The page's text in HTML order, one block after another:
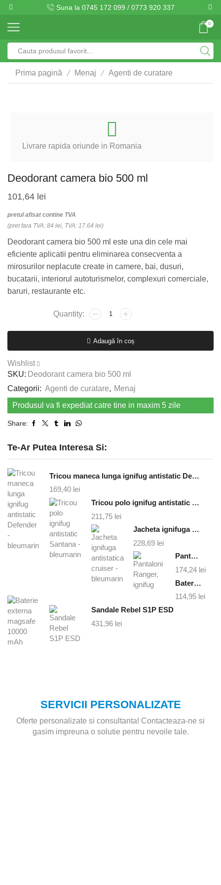
Suna la 0745 172 099 / 0773 920 337
0
Prima pagină / Menaj / Agenti de curatare
Livrare rapida oriunde in Romania
Deodorant camera bio 500 ml
101,64 lei
pretul afisat contine TVA
(pret fara TVA: 84 lei, TVA: 17.64 lei)
Deodorant camera bio 500 ml este una din cele mai
eficiente aplicatii pentru eliminarea consecventa a
mirosurilor neplacute create in camere, bai, dusuri,
bucatarii, interiorul autoturismelor, complexuri comerciale,
baruri, restaurante etc.
Cantitate
bio
Adaugă în coș
Wishlist
SKU: Deodorant camera bio 500 ml
Categorii: Agenti de curatare, Menaj
Produsul va fi expediat catre tine in maxim 5 zile
Share:
Te-Ar Putea Interesa Si:
Tricou maneca lunga ignifug antistatic Defender - bleumarin
169,40 lei
Tricou polo ignifug antistatic Santana - bleumarin
211,75 lei
Jacheta ignifuga antistatica cruiser - bleumarin
228,69 lei
Pantaloni Ranger, ignifug
174,24 lei
Baterie externa magsafe 10000 mAh
114,95 lei
Sandale Rebel S1P ESD
431,96 lei
SERVICII PERSONALIZATE
Oferte personalizate si consultanta! Contacteaza-ne si
gasim impreuna o solutie pentru nevoile tale.